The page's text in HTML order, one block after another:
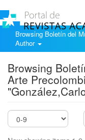
Browsing Boletín del
Author
Browsing
Arte